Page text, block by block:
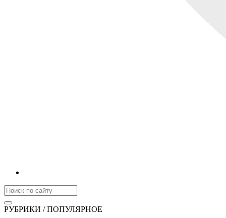
РУБРИКИ / ПОПУЛЯРНОЕ